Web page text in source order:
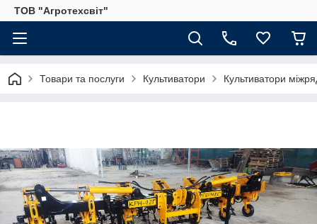
ТОВ "Агротехсвіт"
Товари та послуги Культиватори Культиватори